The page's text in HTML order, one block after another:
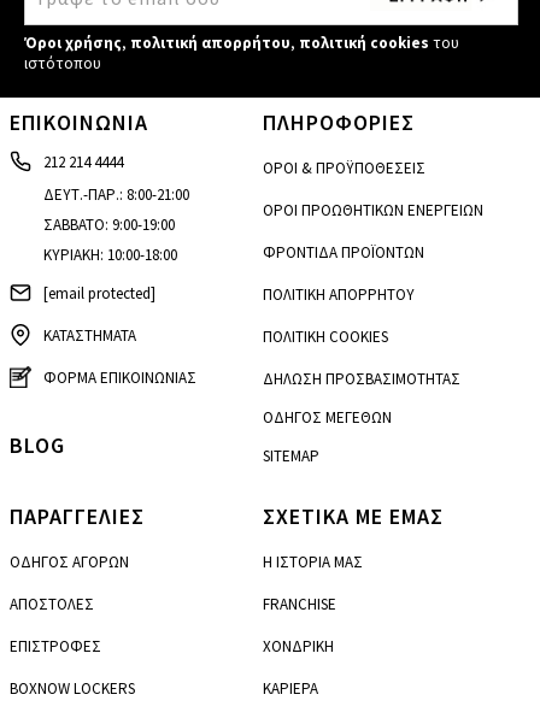
Όροι χρήσης, πολιτική απορρήτου, πολιτική cookies του
ιστότοπου
ΕΠΙΚΟΙΝΩΝΙΑ
212 214 4444
ΔΕΥΤ.-ΠΑΡ.: 8:00-21:00
ΣΑΒΒΑΤΟ: 9:00-19:00
ΚΥΡΙΑΚΗ: 10:00-18:00
[email protected]
ΚΑΤΑΣΤΗΜΑΤΑ
ΦΟΡΜΑ ΕΠΙΚΟΙΝΩΝΙΑΣ
ΠΑΡΑΓΓΕΛΙΕΣ
ΟΔΗΓΟΣ ΑΓΟΡΩΝ
ΑΠΟΣΤΟΛΕΣ
ΕΠΙΣΤΡΟΦΕΣ
BOXNOW LOCKERS
ΠΛΗΡΟΦΟΡΙΕΣ
ΟΡΟΙ & ΠΡΟΫΠΟΘΕΣΕΙΣ
ΟΡΟΙ ΠΡΟΩΘΗΤΙΚΩΝ ΕΝΕΡΓΕΙΩΝ
ΦΡΟΝΤΙΔΑ ΠΡΟΪΟΝΤΩΝ
ΠΟΛΙΤΙΚΗ ΑΠΟΡΡΗΤΟΥ
ΠΟΛΙΤΙΚΗ COOKIES
ΔΗΛΩΣΗ ΠΡΟΣΒΑΣΙΜΟΤΗΤΑΣ
ΟΔΗΓΟΣ ΜΕΓΕΘΩΝ
SITEMAP
ΣΧΕΤΙΚΑ ΜΕ ΕΜΑΣ
Η ΙΣΤΟΡΙΑ ΜΑΣ
FRANCHISE
ΧΟΝΔΡΙΚΗ
ΚΑΡΙΕΡΑ
BLOG